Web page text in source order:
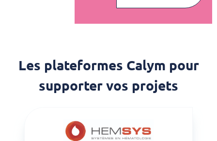
Les plateformes Calym pour
supporter vos projets